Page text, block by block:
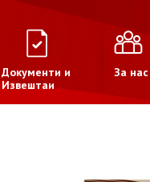
Документи и
Извештаи
За нас